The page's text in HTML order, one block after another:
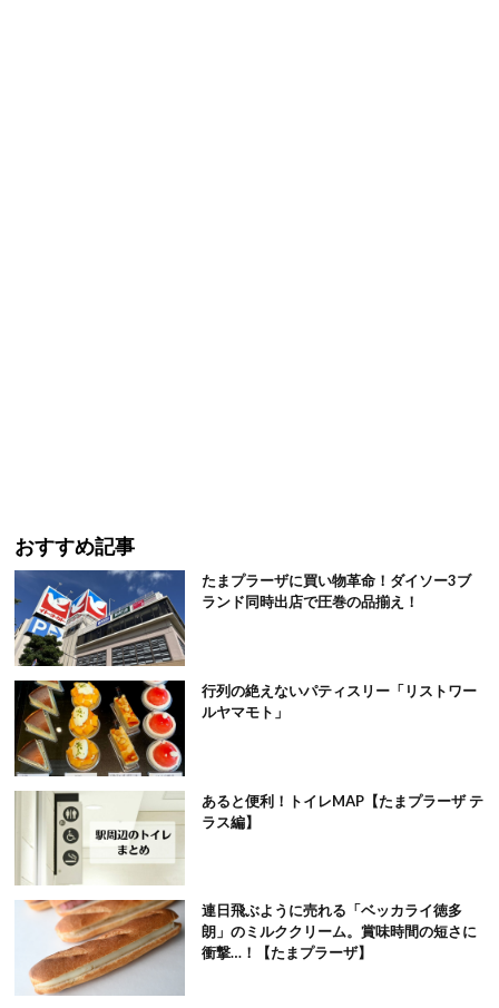
おすすめ記事
たまプラーザに買い物革命！ダイソー3ブ
ランド同時出店で圧巻の品揃え！
行列の絶えないパティスリー「リストワー
ルヤマモト」
あると便利！トイレMAP【たまプラーザ テ
ラス編】
連日飛ぶように売れる「ベッカライ徳多
朗」のミルククリーム。賞味時間の短さに
衝撃…！【たまプラーザ】